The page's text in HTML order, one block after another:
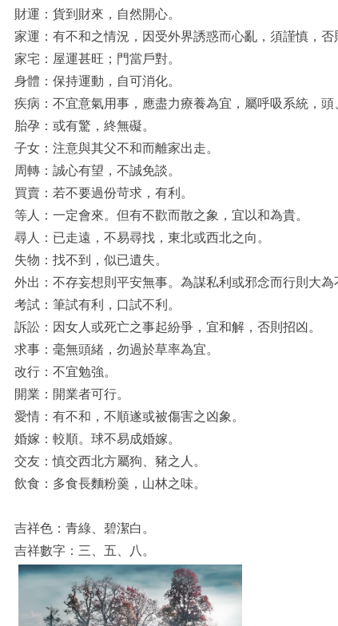
財運：貨到財來，自然開心。
家運：有不和之情況，因受外界誘惑而心亂，須謹慎，否
家宅：屋運甚旺；門當戶對。
身體：保持運動，自可消化。
疾病：不宜意氣用事，應盡力療養為宜，屬呼吸系統，頭
胎孕：或有驚，終無礙。
子女：注意與其父不和而離家出走。
周轉：誠心有望，不誠免談。
買賣：若不要過份苛求，有利。
等人：一定會來。但有不歡而散之象，宜以和為貴。
尋人：已走遠，不易尋找，東北或西北之向。
失物：找不到，似已遺失。
外出：不存妄想則平安無事。為謀私利或邪念而行則大為
考試：筆試有利，口試不利。
訴訟：因女人或死亡之事起紛爭，宜和解，否則招凶。
求事：毫無頭緒，勿過於草率為宜。
改行：不宜勉強。
開業：開業者可行。
愛情：有不和，不順遂或被傷害之凶象。
婚嫁：較順。球不易成婚嫁。
交友：慎交西北方屬狗、豬之人。
飲食：多食長麵粉羹，山林之味。
吉祥色：青綠、碧潔白。
吉祥數字：三、五、八。